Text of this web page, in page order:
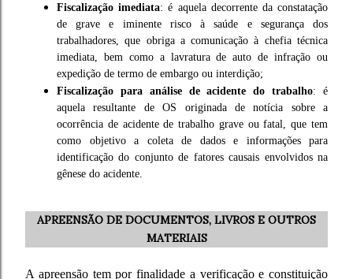
Fiscalização imediata: é aquela decorrente da constatação
de grave e iminente risco à saúde e segurança dos
trabalhadores, que obriga a comunicação à chefia técnica
imediata, bem como a lavratura de auto de infração ou
expedição de termo de embargo ou interdição;
Fiscalização para análise de acidente do trabalho: é
aquela resultante de OS originada de notícia sobre a
ocorrência de acidente de trabalho grave ou fatal, que tem
como objetivo a coleta de dados e informações para
identificação do conjunto de fatores causais envolvidos na
gênese do acidente.
APREENSÃO DE DOCUMENTOS, LIVROS E OUTROS
MATERIAIS
A apreensão tem por finalidade a verificação e constituição